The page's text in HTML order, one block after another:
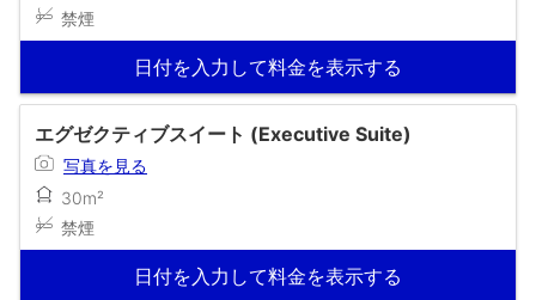
禁煙
日付を入力して料金を表示する
エグゼクティブスイート (Executive Suite)
写真を見る
30m²
禁煙
日付を入力して料金を表示する